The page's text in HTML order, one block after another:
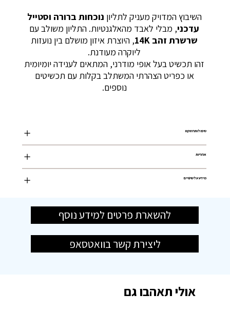
השיבוץ המדויק מעניק לתליון נוכחות ברורה וסטייל
עדכני, מבלי לאבד מהאלגנטיות. התליון משולב עם
שרשרת זהב 14K
, היוצרת איזון מושלם בין נועזות
ליוקרה מעודנת.
זהו תכשיט בעל אופי מודרני, המתאים לענידה יומיומית
או כפריט הצהרתי המשתלב בקלות עם תכשיטים
נוספים.
טיפול ותחזוקה
אחריות
מידע על שינויים
להשארת פרטים למידע נוסף
ליצירת קשר בוואטסאפ
אולי תאהבו גם